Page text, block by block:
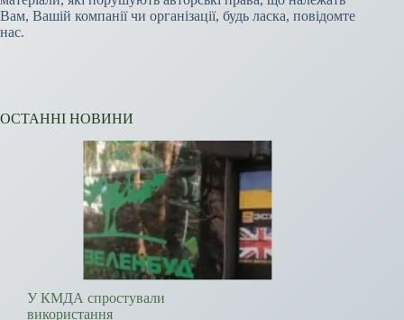
Вам, Вашій компанії чи організації, будь ласка, повідомте
нас.
ОСТАННІ НОВИНИ
У КМДА спростували
використання